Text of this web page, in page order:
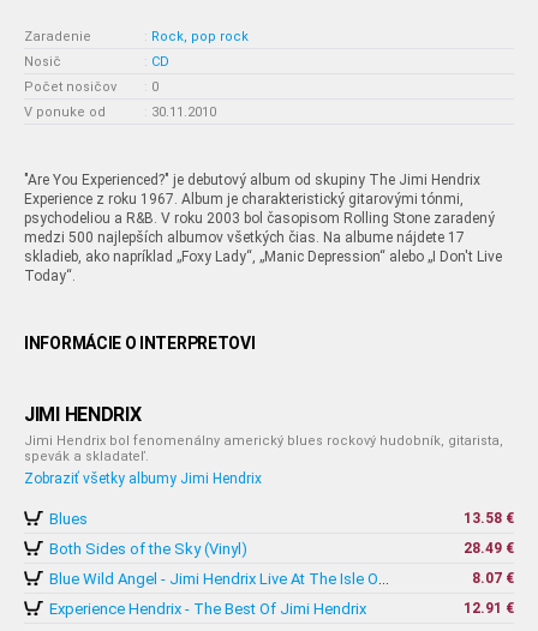
Zaradenie : Rock, pop rock
Nosič
: CD
Počet nosičov
: 0
V ponuke od
: 30.11.2010
"Are You Experienced?" je debutový album od skupiny The Jimi Hendrix
Experience z roku 1967. Album je charakteristický gitarovými tónmi,
psychodeliou a R&B. V roku 2003 bol časopisom Rolling Stone zaradený
medzi 500 najlepších albumov všetkých čias. Na albume nájdete 17
skladieb, ako napríklad „Foxy Lady“, „Manic Depression“ alebo „I Don't Live
Today“.
INFORMÁCIE O INTERPRETOVI
JIMI HENDRIX
Jimi Hendrix bol fenomenálny americký blues rockový hudobník, gitarista,
spevák a skladateľ.
Zobraziť všetky albumy Jimi Hendrix
Blues 13.58 €
Both Sides of the Sky (Vinyl)
28.49 €
Blue Wild Angel - Jimi Hendrix Live At The Isle Of Wight
8.07 €
Experience Hendrix - The Best Of Jimi Hendrix 12.91 €